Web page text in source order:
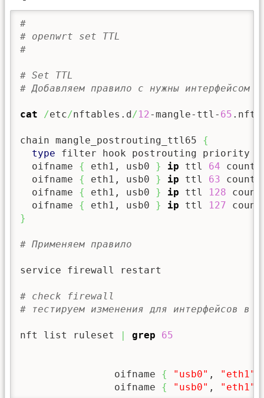
#
# openwrt set TTL
#
# Set TTL
# Добавляем правило с нужны
cat /etc/nftables.d/12-mangle-ttl- 65 .nft
chain mangle_postrouting_ttl65 {
type filter hook postrouting priority
  oifname
{ eth1, usb0 } ip ttl 64
  oifname
{ eth1, usb0 } ip ttl 63
  oifname
{ eth1, usb0 } ip ttl 128
  oifname
{ eth1, usb0 } ip ttl 127
}
# Применяем правило
service firewall restart
# check firewall
# тестируем изменения для интерфейсов в
nft list ruleset | grep 65
		oifname
{ "usb0" , "eth1"
		oifname
{ "usb0" , "eth1"